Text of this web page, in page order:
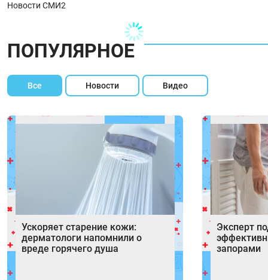
Новости СМИ2
ПОПУЛЯРНОЕ
Все Новости Видео
Ускоряет старение кожи:
дерматологи напомнили о
вреде горячего душа
Эксперт
запорами